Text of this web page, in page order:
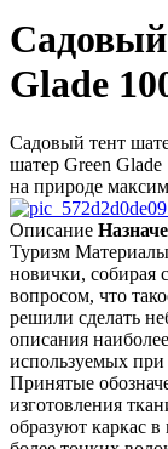
Glade
Садовый тент
шатер Green
на природе
Описание
Туризм
новички, собирая
вопросом, что
решили сделать
описания
используемых при
Принятые
изготовления
образуют каркас